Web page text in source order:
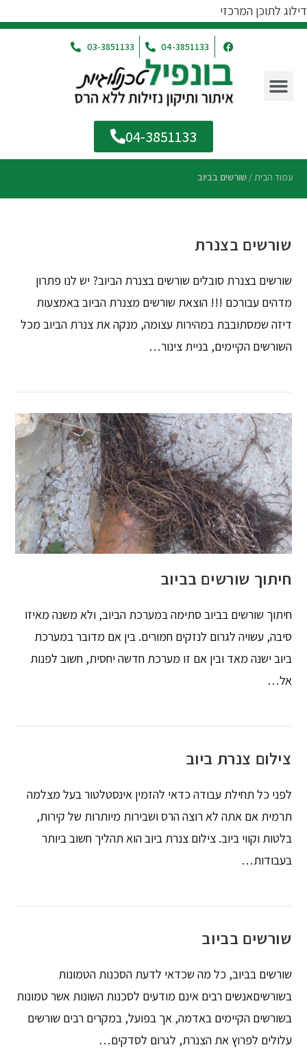
דילוג לתוכן המרכזי
04-3851133
03-3851133
04-3851133
עמוד הבית/ שורשים בביוב
שורשים בצנרת
שורשים בצנרת סובלים שורשים בצנרת הביוב? יש לנו פתרון
מדהים עבורכם !!! הוצאת שורשים מצנרת הביוב באמצעות
דיזה שמסתובבת במהירות עצומה, מנקה את צנרת הביוב מכל
השורשים הקיימים, בניית צינור…
חיתוך שורשים בביוב
חיתוך שורשים בביוב סתימה במערכת הביוב, ולא משנה מאיזו
סיבה, עשויה לגרום לנזקים חמורים. בין אם מדובר במערכת
ביוב ישנה מאד ובין אם זו מערכת חדשה יחסית, חשוב לפנות
אל…
צילום צנרת ביוב
לפני כל תחילת עבודה כדאי להזמין אינסטלטור בעל מצלמה
תרמית אם אתה לא רוצה הרס ושבירות מיותרות של קירות,
בלטות וקווי ביוב. צילום צנרת ביוב הוא תהליך חשוב ביותר
בעבודות…
שורשים בביוב
שורשים בביוב, כל מה שכדאי לדעת הסכנות הטמונות
בשורשיםאנשים רבים אינם מודעים לסכנות השונות אשר טמונות
בשורשים הקיימים באדמה, אך בפועל, במקרים רבים שורשים
עלולים לפרוץ את הצנרת, לגרום לסדקים…